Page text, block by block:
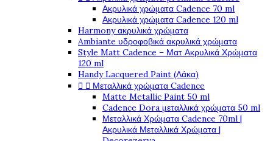
Ακρυλικά χρώματα Cadence 70 ml
Ακρυλικά χρώματα Cadence 120 ml
Harmony ακρυλικά χρώματα
Ambiante υδροφοβικά ακρυλικά χρώματα
Style Matt Cadence – Ματ Ακρυλικά Χρώματα
120 ml
Handy Lacquered Paint (Λάκα)
  Μεταλλικά χρώματα Cadence
Matte Metallic Paint 50 ml
Cadence Dora μεταλλικά χρώματα 50 ml
Μεταλλικά Χρώματα Cadence 70ml |
Ακρυλικά Μεταλλικά Χρώματα |